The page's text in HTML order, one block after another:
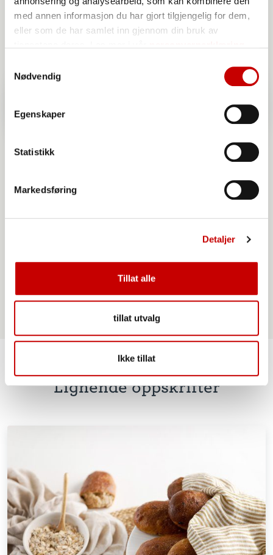
med annen informasjon du har gjort tilgjengelig for dem,
eller som de har samlet inn gjennom din bruk av
Nødvendig
Egenskaper
Statistikk
Markedsføring
Detaljer
Tillat alle
tillat utvalg
Ikke tillat
Norgesmøllene Hvetemel siktet
Lignende oppskrifter